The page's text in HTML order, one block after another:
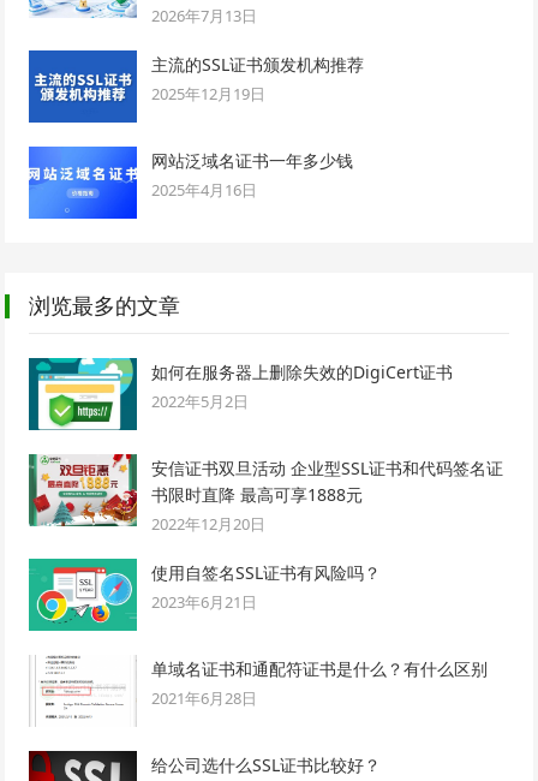
2026年7月13日
主流的SSL证书颁发机构推荐
2025年12月19日
网站泛域名证书一年多少钱
2025年4月16日
浏览最多的文章
如何在服务器上删除失效的DigiCert证书
2022年5月2日
安信证书双旦活动 企业型SSL证书和代码签名证
书限时直降 最高可享1888元
2022年12月20日
使用自签名SSL证书有风险吗？
2023年6月21日
单域名证书和通配符证书是什么？有什么区别
2021年6月28日
给公司选什么SSL证书比较好？